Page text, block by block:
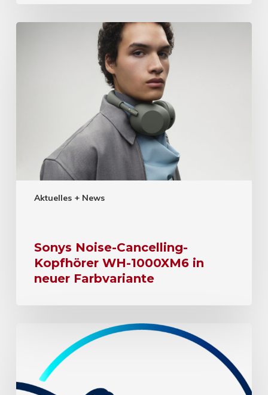
Aktuelles + News
Sonys Noise-Cancelling-
Kopfhörer WH-1000XM6 in
neuer Farbvariante